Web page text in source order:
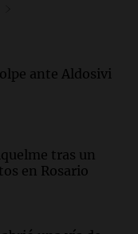
ante Aldosivi
tras un
en Rosario